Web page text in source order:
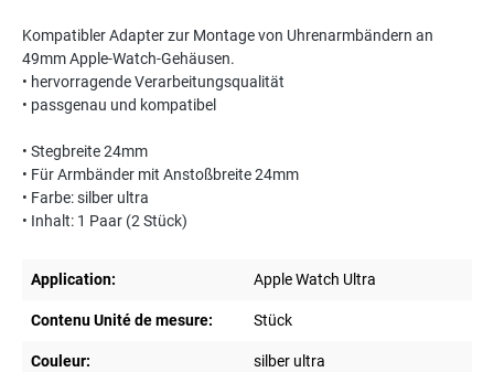
Kompatibler Adapter zur Montage von Uhrenarmbändern an
49mm Apple-Watch-Gehäusen.
• hervorragende Verarbeitungsqualität
• passgenau und kompatibel
• Stegbreite 24mm
• Für Armbänder mit Anstoßbreite 24mm
• Farbe: silber ultra
• Inhalt: 1 Paar (2 Stück)
Application: Apple Watch Ultra
Contenu Unité de mesure: Stück
Couleur: silber ultra